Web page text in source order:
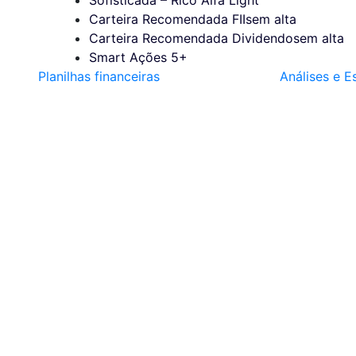
Carteira Recomendada FIIsem alta
Carteira Recomendada Dividendosem alta
Smart Ações 5+
Planilhas financeiras Análises e